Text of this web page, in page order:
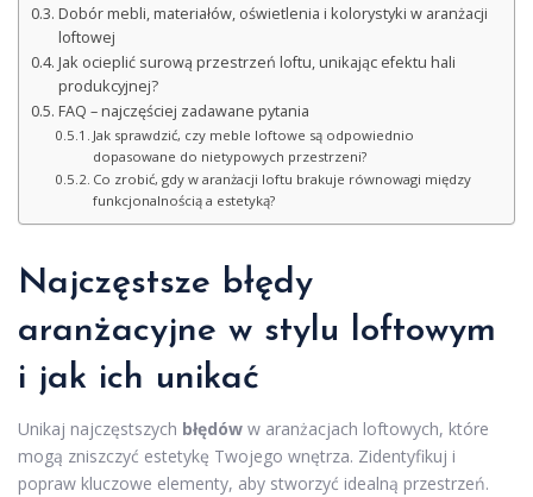
Dobór mebli, materiałów, oświetlenia i kolorystyki w aranżacji
loftowej
Jak ocieplić surową przestrzeń loftu, unikając efektu hali
produkcyjnej?
FAQ – najczęściej zadawane pytania
Jak sprawdzić, czy meble loftowe są odpowiednio
dopasowane do nietypowych przestrzeni?
Co zrobić, gdy w aranżacji loftu brakuje równowagi między
funkcjonalnością a estetyką?
Najczęstsze błędy
aranżacyjne w stylu loftowym
i jak ich unikać
Unikaj najczęstszych błędów w aranżacjach loftowych, które
mogą zniszczyć estetykę Twojego wnętrza. Zidentyfikuj i
popraw kluczowe elementy, aby stworzyć idealną przestrzeń.